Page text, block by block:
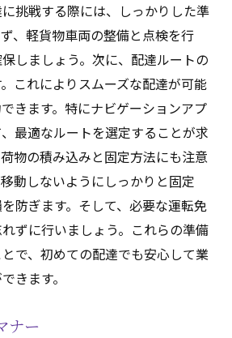
挑戦する際には、しっかりした準
、軽貨物車両の整備と点検を行
しましょう。次に、配達ルートの
これによりスムーズな配達が可能
きます。特にナビゲーションアプ
最適なルートを選定することが求
物の積み込みと固定方法にも注意
動しないようにしっかりと固定
防ぎます。そして、必要な運転免
ずに行いましょう。これらの準備
で、初めての配達でも安心して業
きます。
ナー